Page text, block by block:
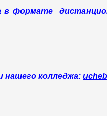
в формате
нашего колледжа: